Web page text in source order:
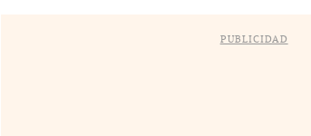
PUBLICIDAD